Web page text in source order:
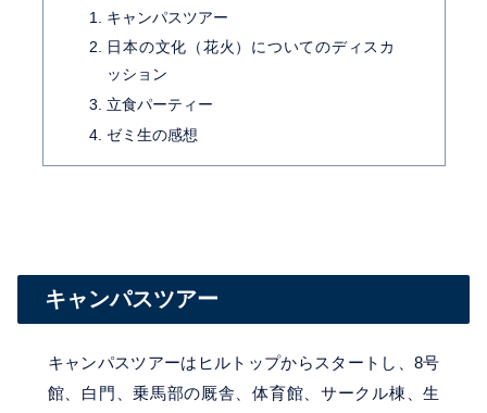
キャンパスツアー
日本の文化（花火）についてのディスカ
ッション
立食パーティー
ゼミ生の感想
キャンパスツアー
キャンパスツアーはヒルトップからスタートし、8号
館、白門、乗馬部の厩舎、体育館、サークル棟、生